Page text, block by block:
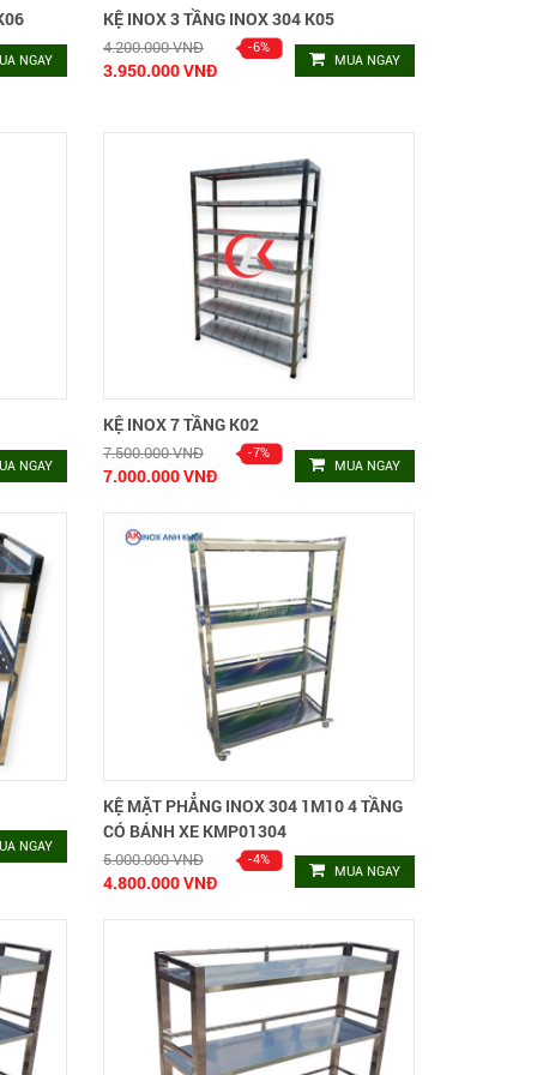
NGAY
KỆ INOX 3 TẦNG INOX 304 K05
4.200.000 VNĐ
3.950.000 VNĐ MUA NGAY
NGAY
KỆ INOX 7 TẦNG K02
7.500.000 VNĐ
7.000.000 VNĐ MUA NGAY
NGAY
KỆ MẶT PHẲNG INOX 304 1M10 4 TẦNG
CÓ BÁNH XE KMP01304
5.000.000 VNĐ
4.800.000 VNĐ MUA NGAY